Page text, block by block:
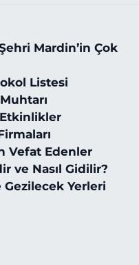
Mardin’in Çok
Listesi
Vefat Edenler
ve Nasıl Gidilir?
Yerleri